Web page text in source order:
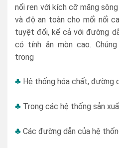
nối ren với kích cỡ măng
và độ an toàn cho mối nối
tuyệt đối, kể cả với đường
có tính ăn mòn cao.
trong
♣ Hệ thống hóa chất, đường
♣ Trong các hệ thống sản
♣ Các đường dẫn của hệ